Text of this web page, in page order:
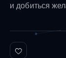
и добиться